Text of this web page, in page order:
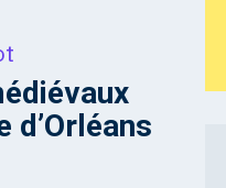
d’Orléans